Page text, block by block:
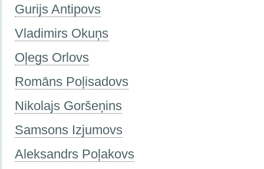
Gurijs Antipovs
Vladimirs Okuņs
Oļegs Orlovs
Romāns Poļisadovs
Nikolajs Goršeņins
Samsons Izjumovs
Aleksandrs Poļakovs